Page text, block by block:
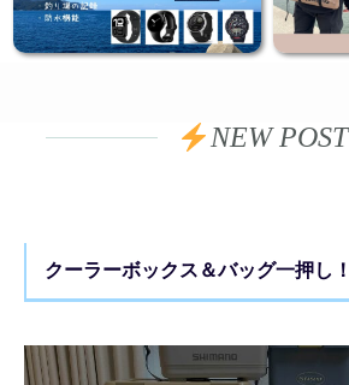
NEW POST
クーラーボックス＆バッグ一押し！